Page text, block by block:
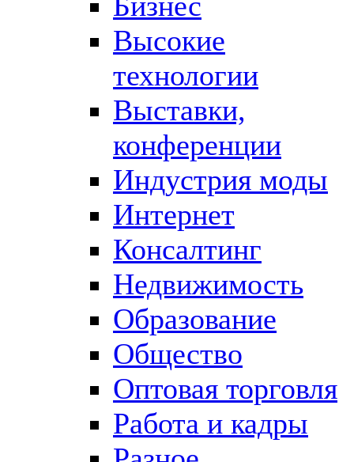
Высокие
технологии
Выставки,
конференции
Индустрия моды
Интернет
Консалтинг
Недвижимость
Образование
Общество
Оптовая торговля
Работа и кадры